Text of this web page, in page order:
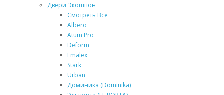
Двери Экошпон
Смотреть Все
Albero
Atum Pro
Deform
Emalex
Stark
Urban
Доминика (Dominika)